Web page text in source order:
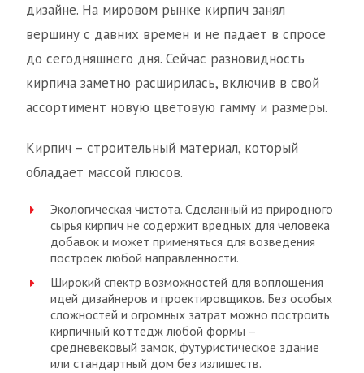
дизайне. На мировом рынке кирпич занял
вершину с давних времен и не падает в спросе
до сегодняшнего дня. Сейчас разновидность
кирпича заметно расширилась, включив в свой
ассортимент новую цветовую гамму и размеры.
Кирпич – строительный материал, который
обладает массой плюсов.
Экологическая чистота. Сделанный из природного
сырья кирпич не содержит вредных для человека
добавок и может применяться для возведения
построек любой направленности.
Широкий спектр возможностей для воплощения
идей дизайнеров и проектировщиков. Без особых
сложностей и огромных затрат можно построить
кирпичный коттедж любой формы –
средневековый замок, футуристическое здание
или стандартный дом без излишеств.